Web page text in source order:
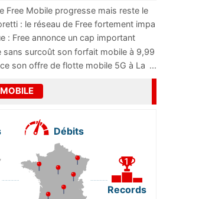
Free Mobile progresse mais reste le
...
: le réseau de Free fortement impa
: Free annonce un cap important
...
sans surcoût son forfait mobile à 9,99
son offre de flotte mobile 5G à La ...
Débits
Records